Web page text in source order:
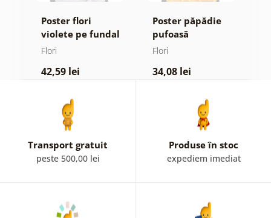
Poster flori
violete pe fundal
abstract
Flori
42,59 lei
Poster păpădie
pufoasă
Flori
34,08 lei
Transport gratuit
peste 500,00 lei
Produse în stoc
expediem imediat